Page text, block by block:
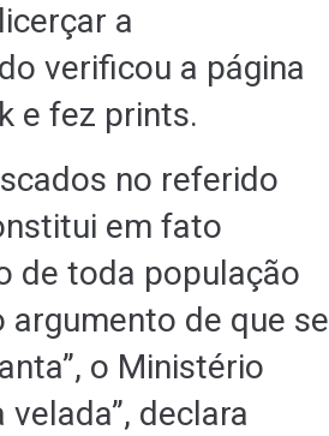
a
verificou a página
e fez prints.
no referido
em fato
de toda população
de que se
o Ministério
declara